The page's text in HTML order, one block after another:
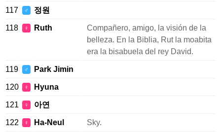
117 ♂ 정원
118 ♀ Ruth
Compañero, amigo, la visión de la
belleza. En la Biblia, Rut la moabita
era la bisabuela del rey David.
119 ♂ Park Jimin
120 ♀ Hyuna
121 ♀ 아연
122 ♀ Ha-Neul Sky.